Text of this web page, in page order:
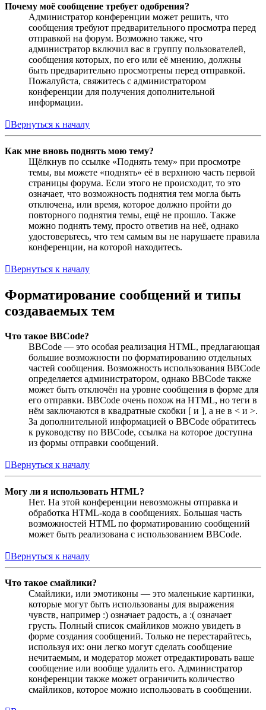
Почему моё сообщение требует одобрения?
Администратор конференции может решить, что
сообщения требуют предварительного просмотра перед
отправкой на форум. Возможно также, что
администратор включил вас в группу пользователей,
сообщения которых, по его или её мнению, должны
быть предварительно просмотрены перед отправкой.
Пожалуйста, свяжитесь с администратором
конференции для получения дополнительной
информации.
Вернуться к началу
Как мне вновь поднять мою тему?
Щёлкнув по ссылке «Поднять тему» при просмотре
темы, вы можете «поднять» её в верхнюю часть первой
страницы форума. Если этого не происходит, то это
означает, что возможность поднятия тем могла быть
отключена, или время, которое должно пройти до
повторного поднятия темы, ещё не прошло. Также
можно поднять тему, просто ответив на неё, однако
удостоверьтесь, что тем самым вы не нарушаете правила
конференции, на которой находитесь.
Вернуться к началу
Форматирование сообщений и типы
создаваемых тем
Что такое BBCode?
BBCode — это особая реализация HTML, предлагающая
большие возможности по форматированию отдельных
частей сообщения. Возможность использования BBCode
определяется администратором, однако BBCode также
может быть отключён на уровне сообщения в форме для
его отправки. BBCode очень похож на HTML, но теги в
нём заключаются в квадратные скобки [ и ], а не в < и >.
За дополнительной информацией о BBCode обратитесь
к руководству по BBCode, ссылка на которое доступна
из формы отправки сообщений.
Вернуться к началу
Могу ли я использовать HTML?
Нет. На этой конференции невозможны отправка и
обработка HTML-кода в сообщениях. Большая часть
возможностей HTML по форматированию сообщений
может быть реализована с использованием BBCode.
Вернуться к началу
Что такое смайлики?
Смайлики, или эмотиконы — это маленькие картинки,
которые могут быть использованы для выражения
чувств, например :) означает радость, а :( означает
грусть. Полный список смайликов можно увидеть в
форме создания сообщений. Только не перестарайтесь,
используя их: они легко могут сделать сообщение
нечитаемым, и модератор может отредактировать ваше
сообщение или вообще удалить его. Администратор
конференции также может ограничить количество
смайликов, которое можно использовать в сообщении.